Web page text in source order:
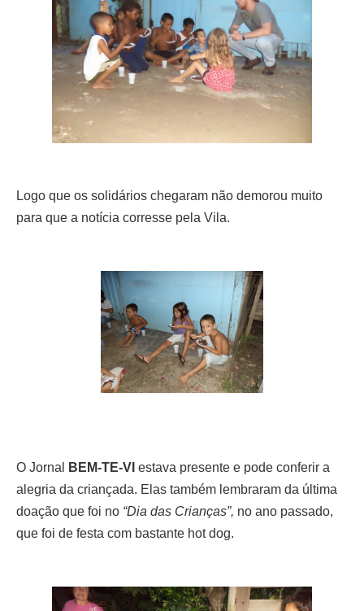
Logo que os solidários chegaram não demorou muito
para que a notícia corresse pela Vila.
O Jornal BEM-TE-VI estava presente e pode conferir a
alegria da criançada. Elas também lembraram da última
doação que foi no “Dia das Crianças”, no ano passado,
que foi de festa com bastante hot dog.